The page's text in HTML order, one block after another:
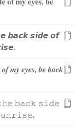
𝙚𝙗𝙖𝙘𝙠𝙨𝙞𝙙𝙚𝙤𝙛
𝙞𝙨𝙚.
𝒐𝒇𝒎𝒚𝒆𝒚𝒆𝒔, 𝒃𝒆𝒃𝒂𝒄𝒌
𝚑𝚎 𝚋𝚊𝚌𝚔 𝚜𝚒𝚍𝚎
𝚞𝚗𝚛𝚒𝚜𝚎.